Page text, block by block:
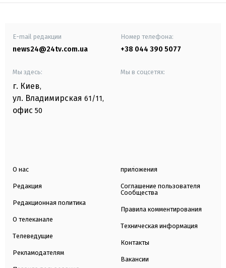
E-mail редакции
news24@24tv.com.ua
Номер телефона:
+38 044 390 5077
Мы здесь:
г. Киев,
ул. Владимирская 61/11,
офис 50
Мы в соцсетях:
О нас
Редакция
Редакционная политика
О телеканале
Телеведущие
Рекламодателям
приложения
Соглашение пользователя
Сообщества
Правила комментирования
Техническая информация
Контакты
Вакансии